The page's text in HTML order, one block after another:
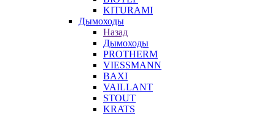
KITURAMI
Дымоходы
Назад
Дымоходы
PROTHERM
VIESSMANN
BAXI
VAILLANT
STOUT
KRATS